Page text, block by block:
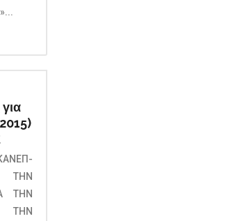
ΤΗΝ
ΤΗΝ
ΤΗΝ